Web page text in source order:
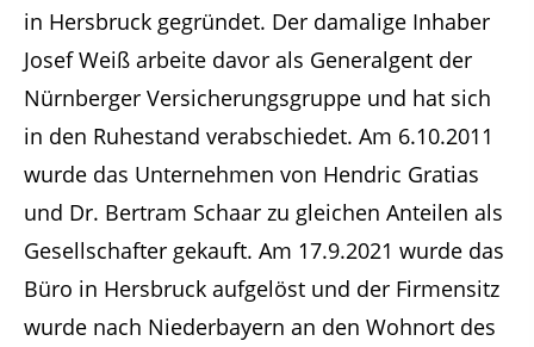
in Hersbruck gegründet. Der damalige Inhaber
Josef Weiß arbeite davor als Generalgent der
Nürnberger Versicherungsgruppe und hat sich
in den Ruhestand verabschiedet. Am 6.10.2011
wurde das Unternehmen von Hendric Gratias
und Dr. Bertram Schaar zu gleichen Anteilen als
Gesellschafter gekauft. Am 17.9.2021 wurde das
Büro in Hersbruck aufgelöst und der Firmensitz
wurde nach Niederbayern an den Wohnort des